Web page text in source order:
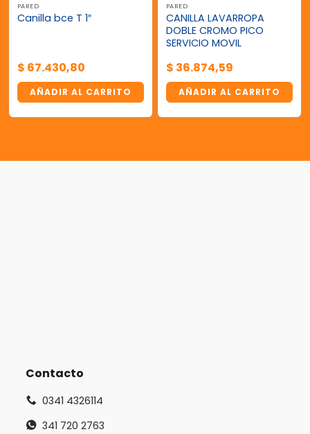
PARED
Canilla bce T 1″
$ 67.430,80
AÑADIR AL CARRITO
PARED
CANILLA LAVARROPA
DOBLE CROMO PICO
SERVICIO MOVIL
$ 36.874,59
AÑADIR AL CARRITO
Contacto
0341 4326114
341 720 2763